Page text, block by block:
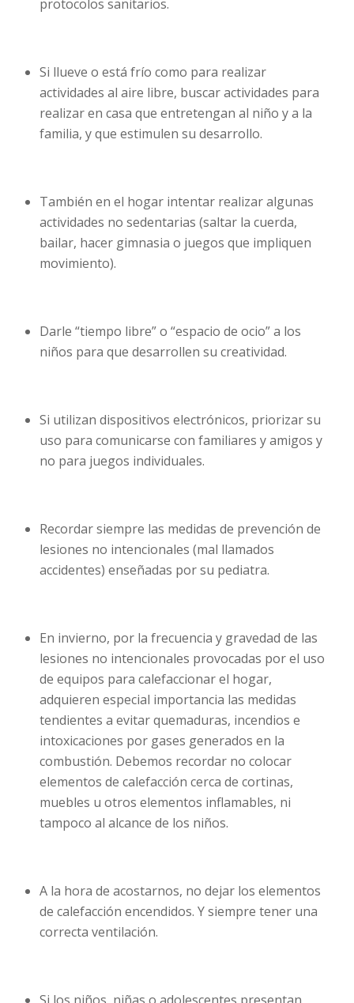
protocolos sanitarios.
Si llueve o está frío como para realizar
actividades al aire libre, buscar actividades para
realizar en casa que entretengan al niño y a la
familia, y que estimulen su desarrollo.
También en el hogar intentar realizar algunas
actividades no sedentarias (saltar la cuerda,
bailar, hacer gimnasia o juegos que impliquen
movimiento).
Darle “tiempo libre” o “espacio de ocio” a los
niños para que desarrollen su creatividad.
Si utilizan dispositivos electrónicos, priorizar su
uso para comunicarse con familiares y amigos y
no para juegos individuales.
Recordar siempre las medidas de prevención de
lesiones no intencionales (mal llamados
accidentes) enseñadas por su pediatra.
En invierno, por la frecuencia y gravedad de las
lesiones no intencionales provocadas por el uso
de equipos para calefaccionar el hogar,
adquieren especial importancia las medidas
tendientes a evitar quemaduras, incendios e
intoxicaciones por gases generados en la
combustión. Debemos recordar no colocar
elementos de calefacción cerca de cortinas,
muebles u otros elementos inflamables, ni
tampoco al alcance de los niños.
A la hora de acostarnos, no dejar los elementos
de calefacción encendidos. Y siempre tener una
correcta ventilación.